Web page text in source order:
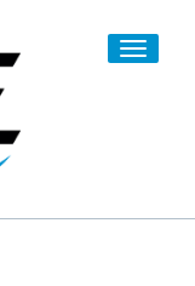
Toggle